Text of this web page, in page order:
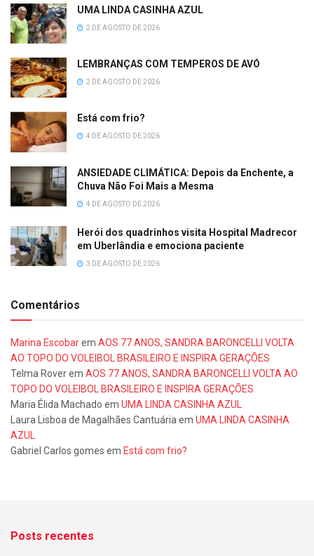
UMA LINDA CASINHA AZUL
2 DE AGOSTO DE 2026
LEMBRANÇAS COM TEMPEROS DE AVÓ
2 DE AGOSTO DE 2026
Está com frio?
4 DE AGOSTO DE 2026
ANSIEDADE CLIMÁTICA: Depois da Enchente, a
Chuva Não Foi Mais a Mesma
4 DE AGOSTO DE 2026
Herói dos quadrinhos visita Hospital Madrecor
em Uberlândia e emociona paciente
3 DE AGOSTO DE 2026
Comentários
Marina Escobarem AOS 77 ANOS, SANDRA BARONCELLI VOLTA
AO TOPO DO VOLEIBOL BRASILEIRO E INSPIRA GERAÇÕES
Telma Roverem AOS 77 ANOS, SANDRA BARONCELLI VOLTA AO
TOPO DO VOLEIBOL BRASILEIRO E INSPIRA GERAÇÕES
Maria Élida Machado em UMA LINDA CASINHA AZUL
Laura Lisboa de Magalhães Cantuária em UMA LINDA CASINHA
AZUL
Gabriel Carlos gomes em Está com frio?
Posts recentes